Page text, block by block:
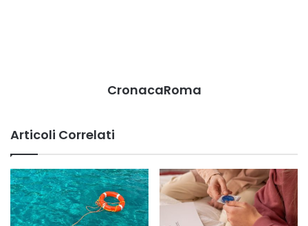
CronacaRoma
Articoli Correlati